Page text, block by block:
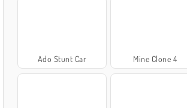
Ado Stunt Car Mine Clone 4